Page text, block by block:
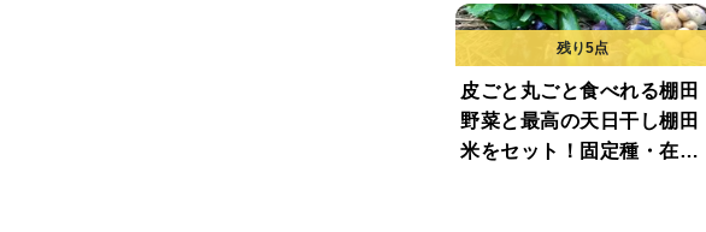
皮ごと丸ごと食べれる棚田
野菜と最高の天日干し棚田
米をセット！固定種・在来